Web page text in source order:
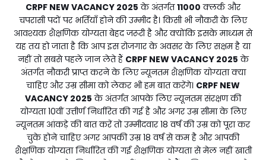
CRPF NEW VACANCY 2025 के अंतर्गत11000 क्लर्क और
चपरासी पदों पर भर्तियाँ होने की उम्मीद है। किसी भी नौकरी के लिए
आवश्यक शैक्षणिक योग्यता बेहद जरूरी है और क्योंकि इसके माध्यम से
यह तय हो जाता है कि आप इस रोजगार के अवसर के लिए सक्षम है या
नहीं तो सबसे पहले जान लेते हैं CRPF NEW VACANCY 2025 के
अंतर्गत नौकरी प्राप्त करने के लिए न्यूनतम शैक्षणिक योग्यता क्या
चाहिए और उम्र सीमा को लेकर भी हम बात करेंगे। CRPF NEW
VACANCY 2025 के अंतर्गत आपके लिए न्यूनतम संरक्षण की
योग्यता 10वीं उत्तीर्ण निर्धारित की गई है और अगर उम्र सीमा के लिए
न्यूनतम आंकड़े की बात करें तो उम्मीदवार 18 वर्ष की उम्र को पूरा कर
चुके होने चाहिए अगर आपकी उम्र 18 वर्ष से कम है और आपकी
शैक्षणिक योग्यता निर्धारित की गई शैक्षणिक योग्यता से मेल नहीं खाती